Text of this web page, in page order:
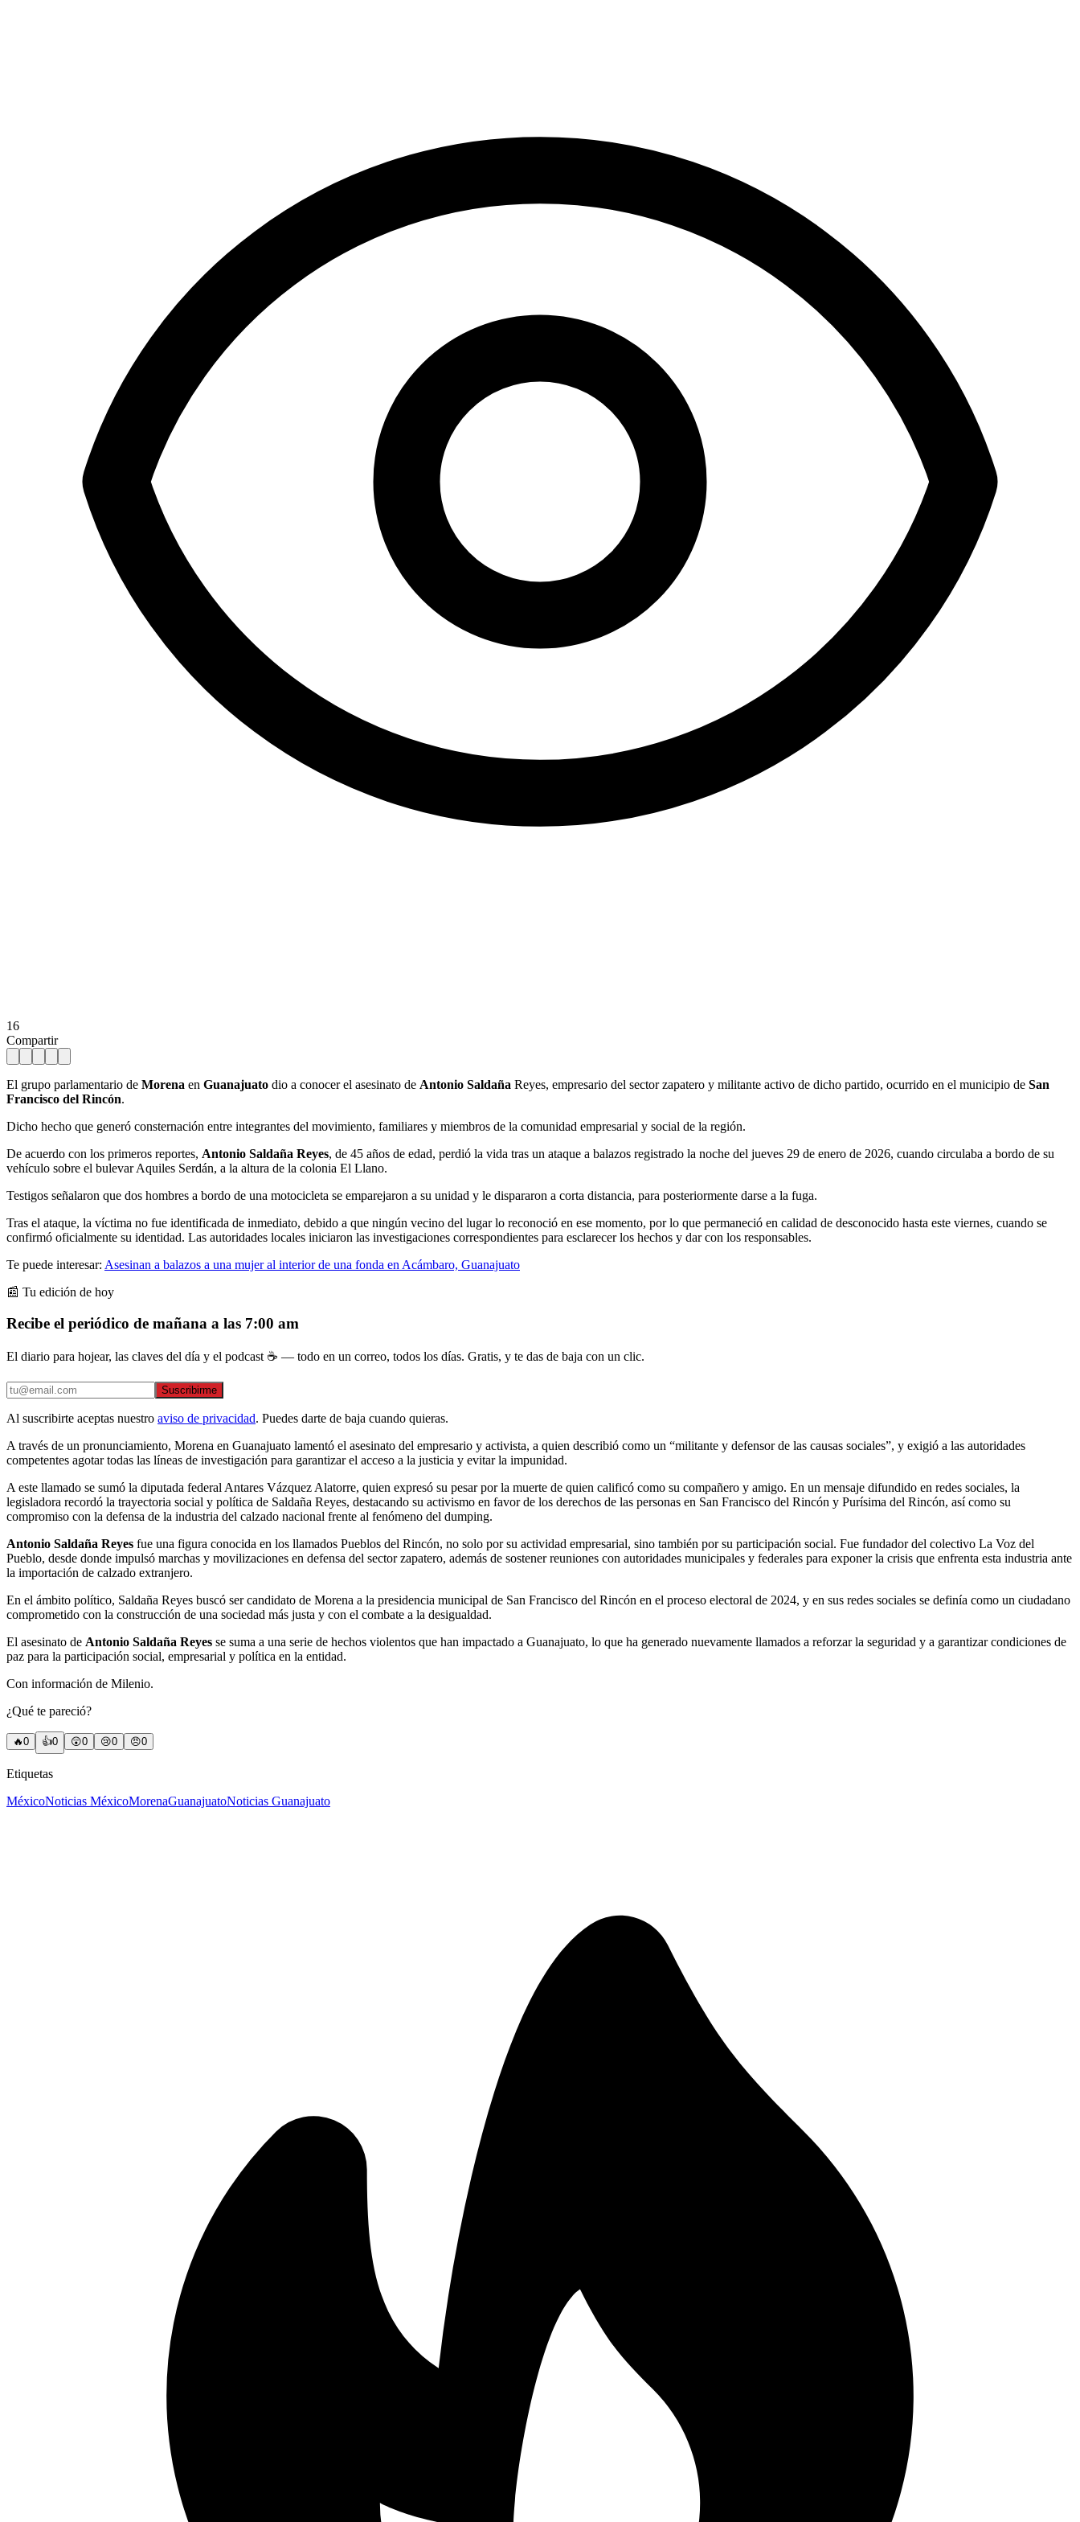
16
Compartir
El grupo parlamentario de Morena en Guanajuato dio a conocer el asesinato de Antonio Saldaña Reyes, empresario del sector zapatero y militante activo de dicho partido, ocurrido en el municipio de San
Francisco del Rincón.
Dicho hecho que generó consternación entre integrantes del movimiento, familiares y miembros de la comunidad empresarial y social de la región.
De acuerdo con los primeros reportes, Antonio Saldaña Reyes, de 45 años de edad, perdió la vida tras un ataque a balazos registrado la noche del jueves 29 de enero de 2026, cuando circulaba a bordo de su
vehículo sobre el bulevar Aquiles Serdán, a la altura de la colonia El Llano.
Testigos señalaron que dos hombres a bordo de una motocicleta se emparejaron a su unidad y le dispararon a corta distancia, para posteriormente darse a la fuga.
Tras el ataque, la víctima no fue identificada de inmediato, debido a que ningún vecino del lugar lo reconoció en ese momento, por lo que permaneció en calidad de desconocido hasta este viernes, cuando se
confirmó oficialmente su identidad. Las autoridades locales iniciaron las investigaciones correspondientes para esclarecer los hechos y dar con los responsables.
Te puede interesar: Asesinan a balazos a una mujer al interior de una fonda en Acámbaro, Guanajuato
📰 Tu edición de hoy
Recibe el periódico de mañana a las 7:00 am
El diario para hojear, las claves del día y el podcast ☕ — todo en un correo, todos los días. Gratis, y te das de baja con un clic.
Suscribirme
Al suscribirte aceptas nuestro aviso de privacidad. Puedes darte de baja cuando quieras.
A través de un pronunciamiento, Morena en Guanajuato lamentó el asesinato del empresario y activista, a quien describió como un “militante y defensor de las causas sociales”, y exigió a las autoridades
competentes agotar todas las líneas de investigación para garantizar el acceso a la justicia y evitar la impunidad.
A este llamado se sumó la diputada federal Antares Vázquez Alatorre, quien expresó su pesar por la muerte de quien calificó como su compañero y amigo. En un mensaje difundido en redes sociales, la
legisladora recordó la trayectoria social y política de Saldaña Reyes, destacando su activismo en favor de los derechos de las personas en San Francisco del Rincón y Purísima del Rincón, así como su
compromiso con la defensa de la industria del calzado nacional frente al fenómeno del dumping.
Antonio Saldaña Reyes fue una figura conocida en los llamados Pueblos del Rincón, no solo por su actividad empresarial, sino también por su participación social. Fue fundador del colectivo La Voz del
Pueblo, desde donde impulsó marchas y movilizaciones en defensa del sector zapatero, además de sostener reuniones con autoridades municipales y federales para exponer la crisis que enfrenta esta industria ante
la importación de calzado extranjero.
En el ámbito político, Saldaña Reyes buscó ser candidato de Morena a la presidencia municipal de San Francisco del Rincón en el proceso electoral de 2024, y en sus redes sociales se definía como un ciudadano
comprometido con la construcción de una sociedad más justa y con el combate a la desigualdad.
El asesinato de Antonio Saldaña Reyes se suma a una serie de hechos violentos que han impactado a Guanajuato, lo que ha generado nuevamente llamados a reforzar la seguridad y a garantizar condiciones de
paz para la participación social, empresarial y política en la entidad.
Con información de Milenio.
¿Qué te pareció?
🔥0 👍0 😲0 😢0 😠0
Etiquetas
MéxicoNoticias MéxicoMorenaGuanajuatoNoticias Guanajuato